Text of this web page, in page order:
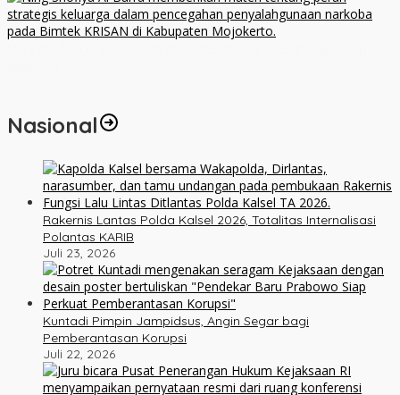
Nasional
Rakernis Lantas Polda Kalsel 2026, Totalitas Internalisasi
Polantas KARIB
Juli 23, 2026
Kuntadi Pimpin Jampidsus, Angin Segar bagi
Pemberantasan Korupsi
Juli 22, 2026